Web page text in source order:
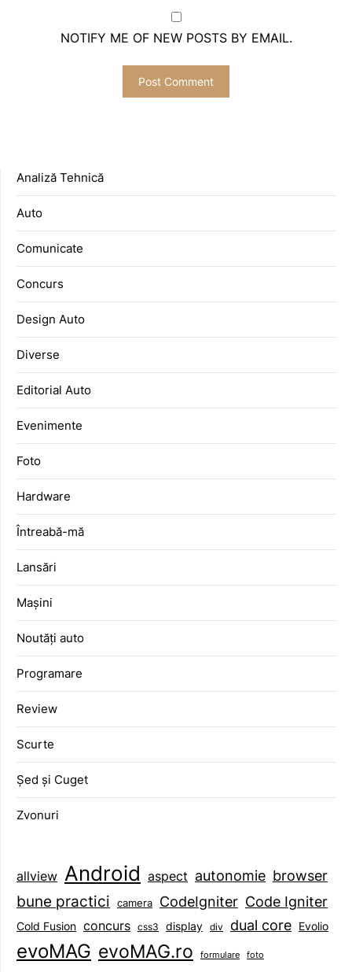
NOTIFY ME OF NEW POSTS BY EMAIL.
Analiză Tehnică
Auto
Comunicate
Concurs
Design Auto
Diverse
Editorial Auto
Evenimente
Foto
Hardware
Întreabă-mă
Lansări
Mașini
Noutăți auto
Programare
Review
Scurte
Șed și Cuget
Zvonuri
allview Android aspect autonomie browser
bune practici camera CodeIgniter Code Igniter
Cold Fusion concurs css3 display div dual core Evolio
evoMAG evoMAG.ro formulare foto